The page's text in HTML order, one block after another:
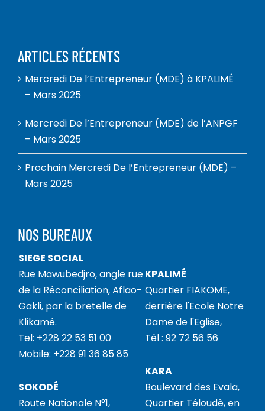
ARTICLES RÉCENTS
Mercredi De l’Entrepreneur (MDE) à KPALIMÉ
– Mars 2025
Mercredi De l’Entrepreneur (MDE) de l’ANPGF
– Mars 2025
Prochain Mercredi De l’Entrepreneur (MDE) –
Mars 2025
NOS BUREAUX
SIEGE SOCIAL
Rue Mawubedjro, angle rue
de la Réconciliation, Aflao-
Gakli, par la bretelle de
Klikamé.
Tel: +228 22 53 51 00
Mobile: +228 91 36 85 85
KPALIMÉ
Quartier FIAKOME,
derrière l'Ecole Notre
Dame de l'Eglise,
Tél : 92 72 56 56
SOKODÉ
Route Nationale N°1,
KARA
Boulevard des Evala,
Quartier Téloudè, en